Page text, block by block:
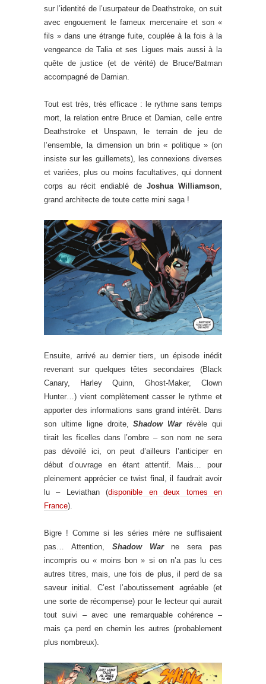
sur l’identité de l’usurpateur de Deathstroke, on suit
avec engouement le fameux mercenaire et son «
fils » dans une étrange fuite, couplée à la fois à la
vengeance de Talia et ses Ligues mais aussi à la
quête de justice (et de vérité) de Bruce/Batman
accompagné de Damian.
Tout est très, très efficace : le rythme sans temps
mort, la relation entre Bruce et Damian, celle entre
Deathstroke et Unspawn, le terrain de jeu de
l’ensemble, la dimension un brin « politique » (on
insiste sur les guillemets), les connexions diverses
et variées, plus ou moins facultatives, qui donnent
corps au récit endiablé de Joshua Williamson
grand architecte de toute cette mini saga !
Ensuite, arrivé au dernier tiers, un épisode inédit
revenant sur quelques têtes secondaires (Black
Canary, Harley Quinn, Ghost-Maker, Clown
Hunter…) vient complètement casser le rythme et
apporter des informations sans grand intérêt. Dans
son ultime ligne droite,Shadow Warrévèle qui
tirait les ficelles dans l’ombre – son nom ne sera
pas dévoilé ici, on peut d’ailleurs l’anticiper en
début d’ouvrage en étant attentif. Mais… pour
pleinement apprécier ce twist final, il faudrait avoir
lu – Leviathan (disponible en deux tomes en
France).
Bigre ! Comme si les séries mère ne suffisaient
pas… Attention, Shadow War
ne sera pas
incompris ou « moins bon » si on n’a pas lu ces
autres titres, mais, une fois de plus, il perd de sa
saveur initial. C’est l’aboutissement agréable (et
une sorte de récompense) pour le lecteur qui aurait
tout suivi – avec une remarquable cohérence –
mais ça perd en chemin les autres (probablement
plus nombreux).